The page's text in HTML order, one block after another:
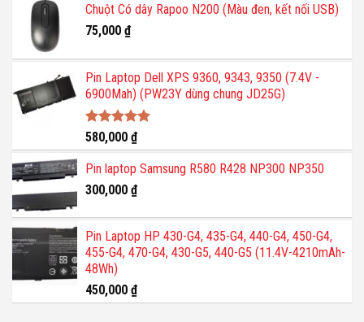
Chuột Có dây Rapoo N200 (Màu đen, kết nối USB)
75,000 ₫
Pin Laptop Dell XPS 9360, 9343, 9350 (7.4V -
6900Mah) (PW23Y dùng chung JD25G)
Được xếp
hạng5.00
5 sao
580,000 ₫
Pin laptop Samsung R580 R428 NP300 NP350
300,000 ₫
Pin Laptop HP 430-G4, 435-G4, 440-G4, 450-G4,
455-G4, 470-G4, 430-G5, 440-G5 (11.4V-4210mAh-
48Wh)
450,000 ₫